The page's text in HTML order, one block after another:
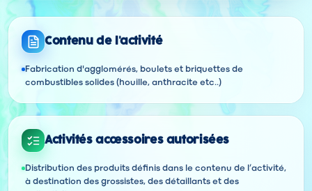
Contenu de l'activité
Fabrication d'agglomérés, boulets et briquettes de
combustibles solides (houille, anthracite etc..)
Activités accessoires autorisées
Distribution des produits définis dans le contenu de l’activité,
à destination des grossistes, des détaillants et des